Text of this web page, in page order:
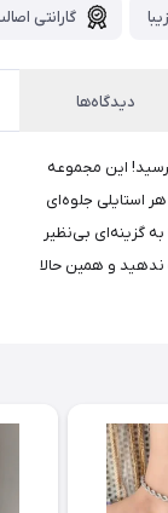
گارانتی
دیدگاه‌ها
این مجموعه
استایلی جلوه‌ای
گزینه‌ای بی‌نظیر
و همین حالا